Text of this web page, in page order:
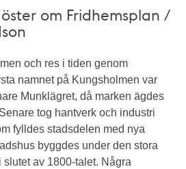
om Fridhemsplan /
och res i tiden genom
namnet på Kungsholmen var
Munklägret, då marken ägdes
tog hantverk och industri
fylldes stadsdelen med nya
byggdes under den stora
av 1800-talet. Några